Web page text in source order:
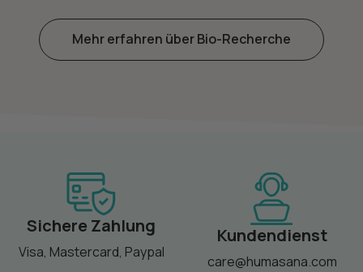
Mehr erfahren über Bio-Recherche
Sichere Zahlung
Visa, Mastercard, Paypal
Kundendienst
care@humasana.com